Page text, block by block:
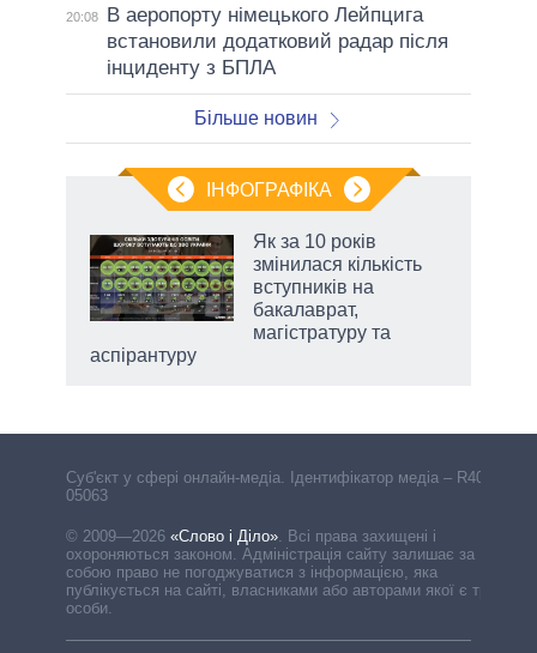
20:08
В аеропорту німецького Лейпцига
встановили додатковий радар після
інциденту з БПЛА
Більше новин
ІНФОГРАФІКА
Як за 10 років
змінилася кількість
вступників на
бакалаврат,
магістратуру та
аспірантуру
Cуб'єкт у сфері онлайн-медіа. Ідентифікатор медіа – R40-
05063
© 2009—2026 «Слово і Діло». Всі права захищені і
охороняються законом. Адміністрація сайту залишає за
собою право не погоджуватися з інформацією, яка
публікується на сайті, власниками або авторами якої є треті
особи.